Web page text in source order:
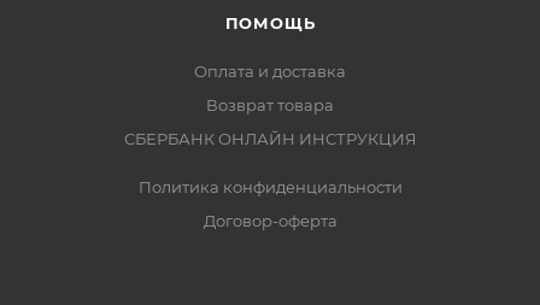
ПОМОЩЬ
Оплата и доставка
Возврат товара
СБЕРБАНК ОНЛАЙН ИНСТРУКЦИЯ
Политика конфиденциальности
Договор-оферта